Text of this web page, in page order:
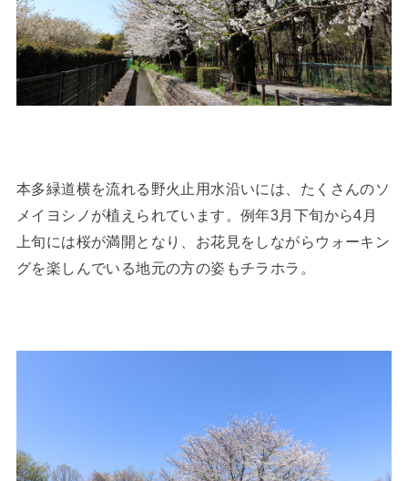
本多緑道横を流れる野火止用水沿いには、たくさんのソ
メイヨシノが植えられています。例年3月下旬から4月
上旬には桜が満開となり、お花見をしながらウォーキン
グを楽しんでいる地元の方の姿もチラホラ。